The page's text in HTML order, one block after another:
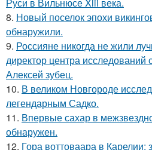
Руси в Вильнюсе Xiii века.
8. Новый поселок эпохи
обнаружили.
9. Россияне никогда не жили
директор центра исследований
Алексей зубец.
10. В великом Новгороде
легендарным Садко.
11. Впервые сахар в
обнаружен.
12. Гора воттоваара в Карелии: